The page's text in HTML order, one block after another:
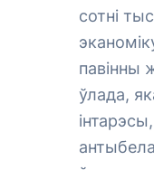
сотні
павінны
ўлада,